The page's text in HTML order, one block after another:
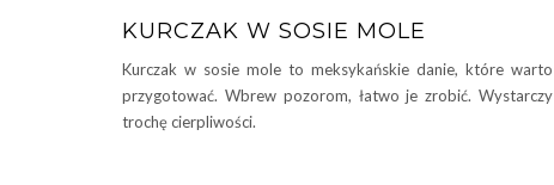
KURCZAK W SOSIE MOLE
Kurczak w sosie mole to meksykańskie danie, które warto
przygotować. Wbrew pozorom, łatwo je zrobić. Wystarczy
trochę cierpliwości.